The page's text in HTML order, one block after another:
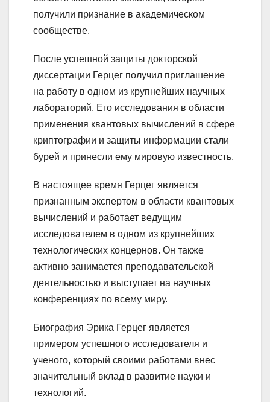
получили признание в академическом
сообществе.
После успешной защиты докторской
диссертации Герцег получил приглашение
на работу в одном из крупнейших научных
лабораторий. Его исследования в области
применения квантовых вычислений в сфере
криптографии и защиты информации стали
бурей и принесли ему мировую известность.
В настоящее время Герцег является
признанным экспертом в области квантовых
вычислений и работает ведущим
исследователем в одном из крупнейших
технологических концернов. Он также
активно занимается преподавательской
деятельностью и выступает на научных
конференциях по всему миру.
Биография Эрика Герцег является
примером успешного исследователя и
ученого, который своими работами внес
значительный вклад в развитие науки и
технологий.